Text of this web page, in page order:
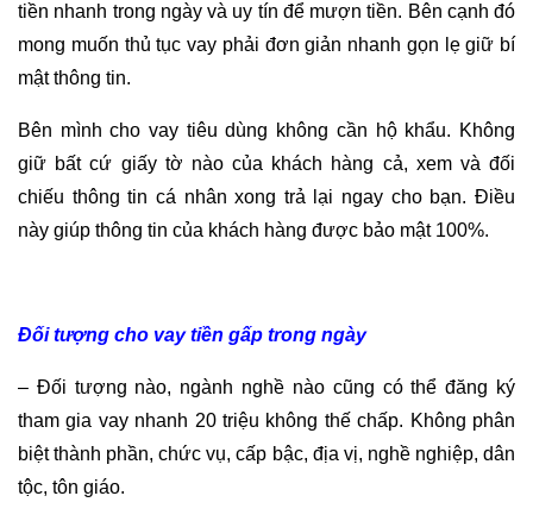
tiền nhanh trong ngày và uy tín để mượn tiền. Bên cạnh đó
mong muốn thủ tục vay phải đơn giản nhanh gọn lẹ giữ bí
mật thông tin.
Bên mình cho vay tiêu dùng không cần hộ khẩu. Không
giữ bất cứ giấy tờ nào của khách hàng cả, xem và đối
chiếu thông tin cá nhân xong trả lại ngay cho bạn. Điều
này giúp thông tin của khách hàng được bảo mật 100%.
Đối tượng cho vay tiền gấp trong ngày
– Đối tượng nào, ngành nghề nào cũng có thể đăng ký
tham gia vay nhanh 20 triệu không thế chấp. Không phân
biệt thành phần, chức vụ, cấp bậc, địa vị, nghề nghiệp, dân
tộc, tôn giáo.